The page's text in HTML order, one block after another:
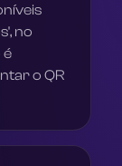
no
é
o QR